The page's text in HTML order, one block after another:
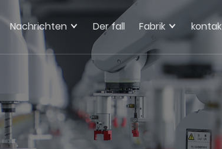
Nachrichten Der fall Fabrik